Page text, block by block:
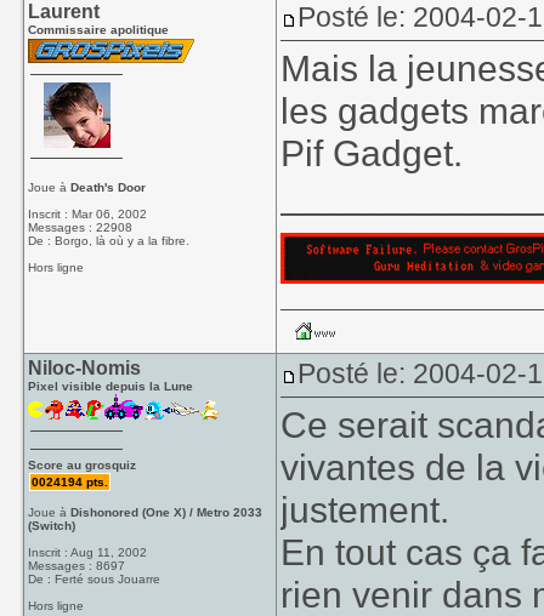
Laurent
Commissaire apolitique
Joue àDeath's Door
Inscrit : Mar 06, 2002
Messages : 22908
De : Borgo, là où y a la fibre.
Hors ligne
Posté le: 2004-02-
Mais la
les gadgets
Pif Gadget.
Niloc-Nomis
Pixel visible depuis la Lune
Score au grosquiz
0024194 pts.
Joue àDishonored (One X) / Metro 2033
(Switch)
Inscrit : Aug 11, 2002
Messages : 8697
De : Ferté sous Jouarre
Hors ligne
Posté le: 2004-02-
Ce serait
vivantes de la
justement.
En tout cas ça
rien venir dans